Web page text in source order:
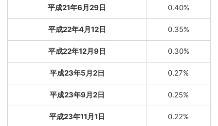
平成21年6月29日 0.40%
平成22年4月12日 0.35%
平成22年12月9日 0.30%
平成23年5月2日 0.27%
平成23年9月2日 0.25%
平成23年11月1日 0.22%